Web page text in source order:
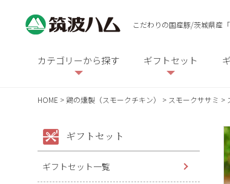
こだわりの国産豚/茨城県産
カテゴリーから探す ギフトセット
HOME 鶏の燻製（スモークチキン） スモークササミ
ギフトセット
ギフトセット一覧